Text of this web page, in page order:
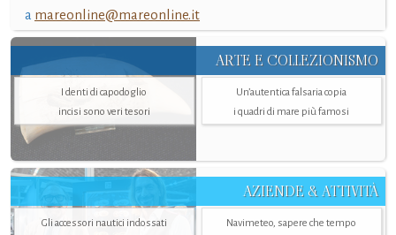
a mareonline@mareonline.it
ARTE E COLLEZIONISMO
I denti di capodoglio
incisi sono veri tesori
Un’autentica falsaria copia
i quadri di mare più famosi
AZIENDE & ATTIVITÀ
Gli accessori nautici indossati
Navimeteo, sapere che tempo